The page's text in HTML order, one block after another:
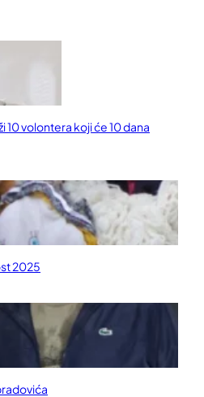
10 volontera koji će 10 dana
2025